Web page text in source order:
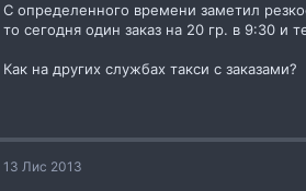
С определенного времени заметил
то сегодня один заказ на 20 гр. в 9:30 и
Как на других службах такси с заказами?
13 Лис 2013